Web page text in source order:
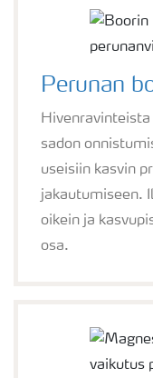
Perunan
sadon
useisiin kasvin
jakautumiseen.
oikein ja
osa.